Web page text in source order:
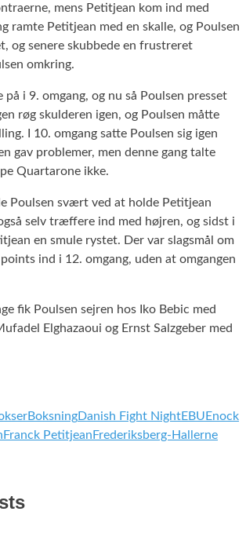
mens Petitjean kom ind med
ramte Petitjean med en skalle, og Poulsen
og senere skubbede en frustreret
omkring.
på i 9. omgang, og nu så Poulsen presset
røg skulderen igen, og Poulsen måtte
I 10. omgang satte Poulsen sig igen
gav problemer, men denne gang talte
Quartarone ikke.
Poulsen svært ved at holde Petitjean
selv træffere ind med højren, og sidst i
en smule rystet. Der var slagsmål om
ind i 12. omgang, uden at omgangen
fik Poulsen sejren hos Iko Bebic med
Elghazaoui og Ernst Salzgeber med
BoksningDanish Fight NightEBU Enock
Franck Petitjean Frederiksberg-Hallerne